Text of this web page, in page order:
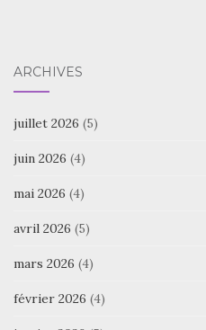
ARCHIVES
juillet 2026 (5)
juin 2026 (4)
mai 2026 (4)
avril 2026 (5)
mars 2026 (4)
février 2026 (4)